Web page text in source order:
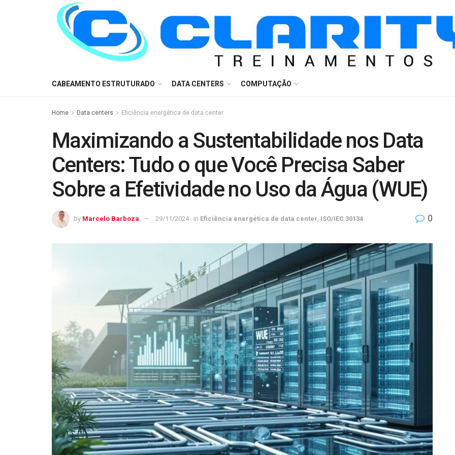
CABEAMENTO ESTRUTURADO DATA CENTERS COMPUTAÇÃO
Home Data centers Eficiência energética de data center
Maximizando a Sustentabilidade nos Data
Centers: Tudo o que Você Precisa Saber
Sobre a Efetividade no Uso da Água (WUE)
by Marcelo Barboza 29/11/2024 in Eficiência energética de data center ISO/IEC 30134 0